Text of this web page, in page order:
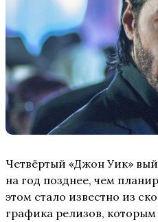
Четвёртый «Джон Уик»
на год позднее, чем
этом стало известно из
графика релизов,